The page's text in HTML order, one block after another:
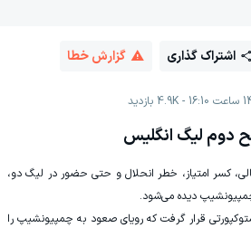
4.9K بازدید
اشتراک گذاری گزارش خطا
دوم لیگ انگلیس
کسر امتیاز، خطر انحلال و حتی حضور در لیگ دو،
چمپیونشیپ دیده می‌شود.
قرار گرفت که رویای صعود به چمپیونشیپ را